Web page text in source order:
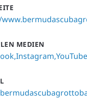
MEDIEN
Instagram YouTube